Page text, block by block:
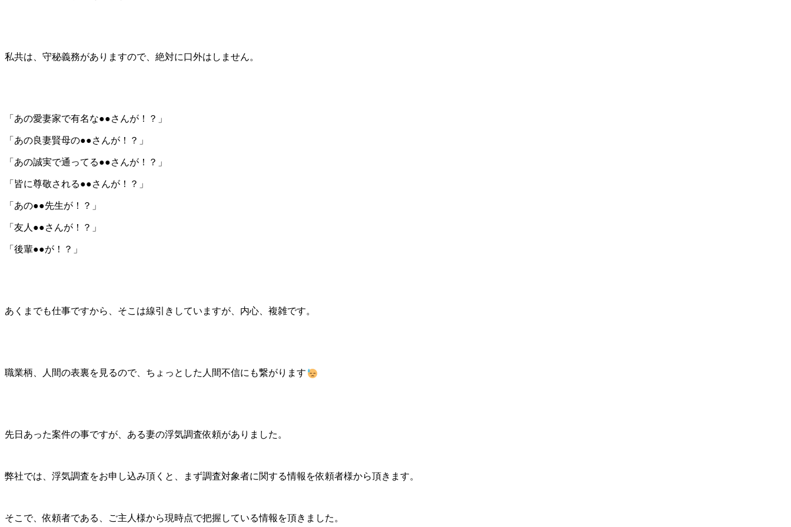
私共は、守秘義務がありますので、絶対に口外はしません。
「あの愛妻家で有名な●●さんが！？」
「あの良妻賢母の●●さんが！？」
「あの誠実で通ってる●●さんが！？」
「皆に尊敬される●●さんが！？」
「あの●●先生が！？」
「友人●●さんが！？」
「後輩●●が！？」
あくまでも仕事ですから、そこは線引きしていますが、内心、複雑です。
職業柄、人間の表裏を見るので、ちょっとした人間不信にも繋がります
先日あった案件の事ですが、ある妻の浮気調査依頼がありました。
弊社では、浮気調査をお申し込み頂くと、まず調査対象者に関する情報を依頼者様から頂きます。
そこで、依頼者である、ご主人様から現時点で把握している情報を頂きました。